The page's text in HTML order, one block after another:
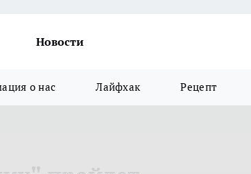
Новости
о нас Лайфхак Рецепт